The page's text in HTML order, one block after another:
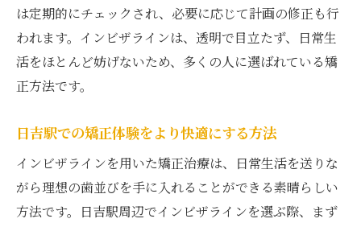
は定期的にチェックされ、必要に応じて計画の修正も行
われます。インビザラインは、透明で目立たず、日常生
活をほとんど妨げないため、多くの人に選ばれている矯
正方法です。
日吉駅での矯正体験をより快適にする方法
インビザラインを用いた矯正治療は、日常生活を送りな
がら理想の歯並びを手に入れることができる素晴らしい
方法です。日吉駅周辺でインビザラインを選ぶ際、まず